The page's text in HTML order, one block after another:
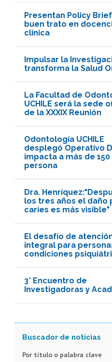
Presentan Policy
buen trato en
clínica
Impulsar la
transforma la Salud
La Facultad de
UCHILE será la sede
de la XXXIX Reunión
Odontología UCHILE
desplegó Operativo
impacta a más de 150
persona
Dra.
los tres años el daño
caries es más visible"
El desafío de
integral para
condiciones
3° Encuentro de
Investigadoras y
Por título o palabra clave